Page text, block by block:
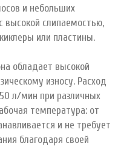
и небольших
высокой слипаемостью,
или пластины.
обладает высокой
износу. Расход
л/мин при различных
температура: от
и не требует
благодаря своей